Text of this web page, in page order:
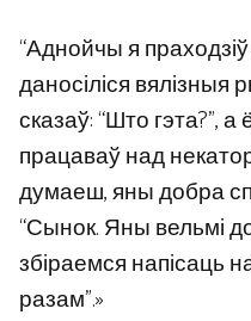
“Аднойчы я
даносіліся вялізныя
сказаў: “Што гэта?”,
працаваў над
думаеш, яны добра
“Сынок. Яны вельмі
збіраемся напісаць
разам”.»